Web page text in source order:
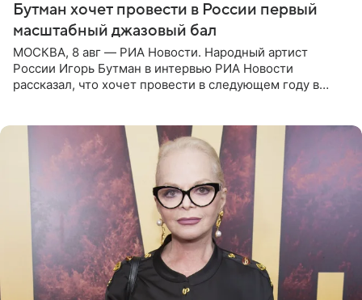
Бутман хочет провести в России первый
масштабный джазовый бал
МОСКВА, 8 авг — РИА Новости. Народный артист
России Игорь Бутман в интервью РИА Новости
рассказал, что хочет провести в следующем году в